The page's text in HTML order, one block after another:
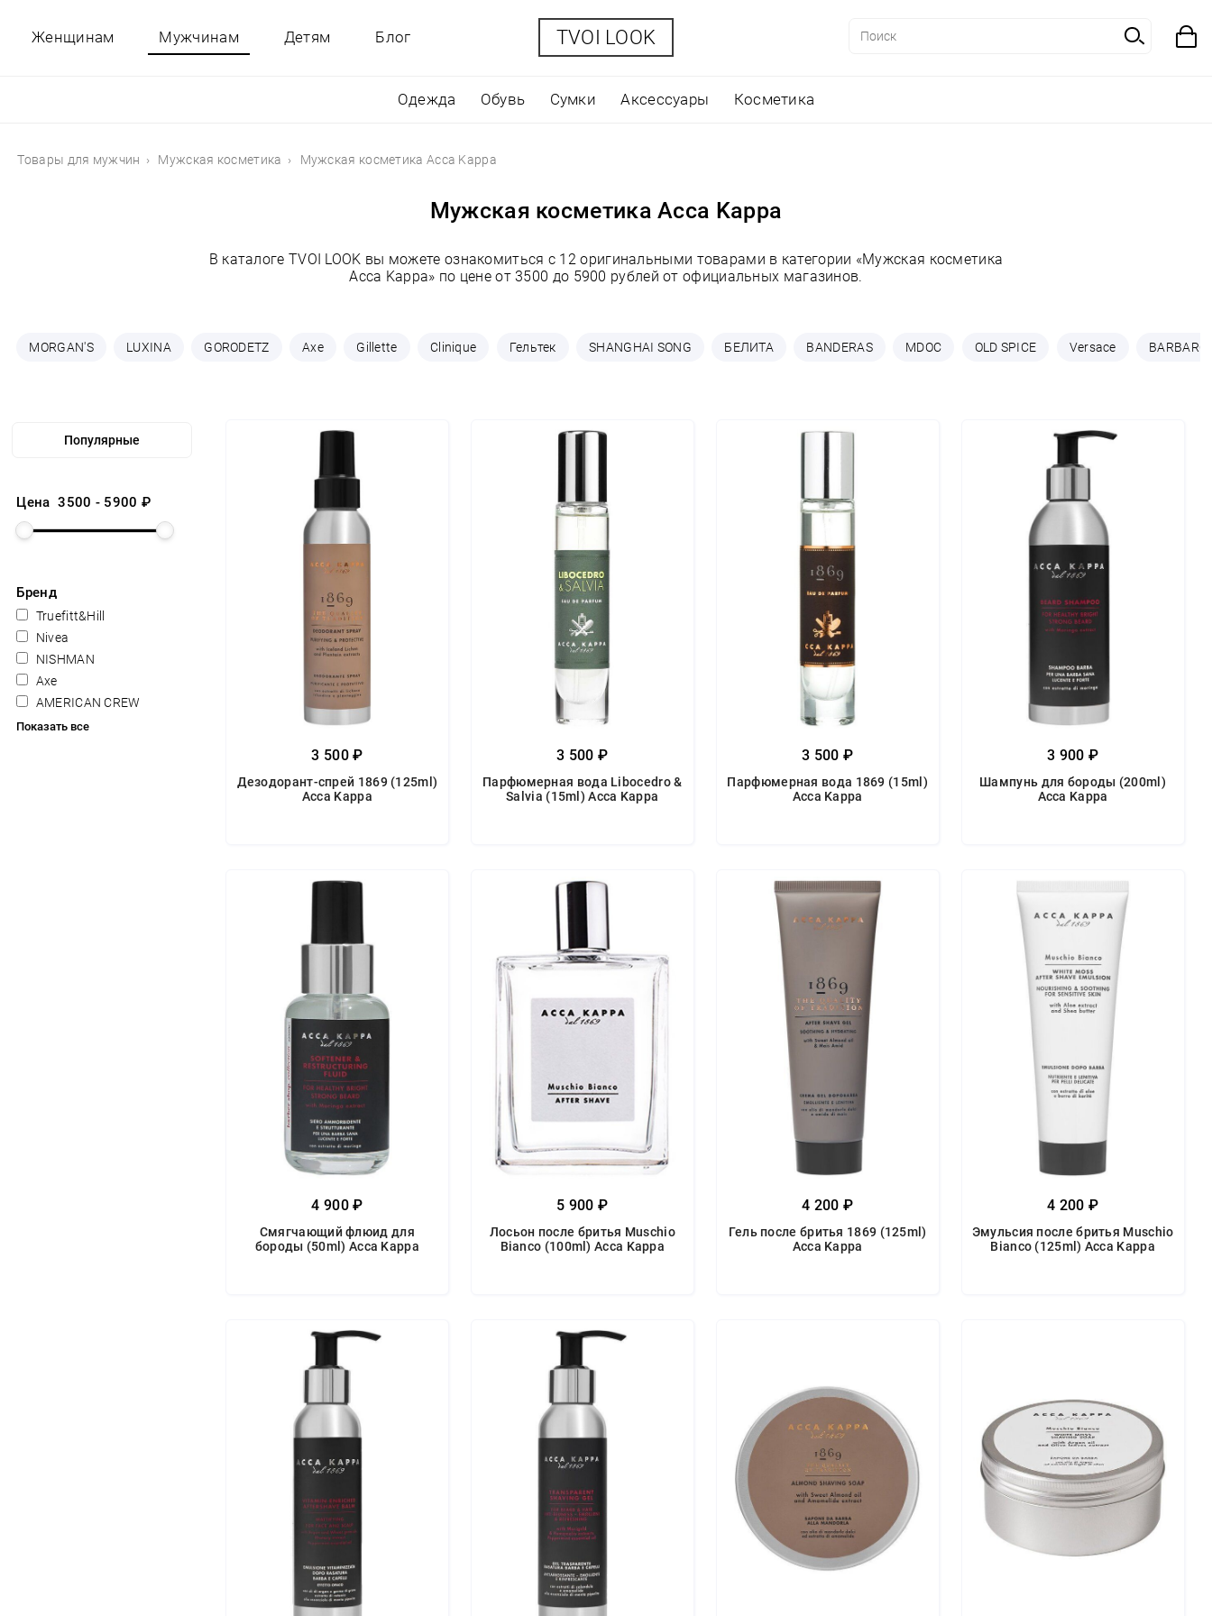
Женщинам Мужчинам
Одежда Обувь Сумки Аксессуары Косметика
Детям Блог TVOI LOOK
Товары для мужчин Мужская косметика Мужская косметика Acca Kappa
Мужская косметика Acca Kappa
В каталоге TVOI LOOK вы можете ознакомиться с 12 оригинальными товарами в категории «Мужская косметика
Acca Kappa» по цене от 3500 до 5900 рублей от официальных магазинов.
MORGAN'S LUXINA GORODETZ Axe Gillette Clinique Гельтек SHANGHAI SONG БЕЛИТА BANDERAS MDOC OLD SPICE Versace
Цена3500 - 5900 ₽
Бренд
Truefitt&Hill
Nivea
NISHMAN
Axe
AMERICAN CREW
Показать все
3 500 ₽
Дезодорант-спрей 1869 (125ml)
Acca Kappa
3 500 ₽
Парфюмерная вода Libocedro &
Salvia (15ml) Acca Kappa
3 500 ₽
Парфюмерная вода 1869 (15ml)
Acca Kappa
3 900 ₽
Шампунь для бороды (200ml)
Acca Kappa
4 900 ₽
Смягчающий флюид для
бороды (50ml) Acca Kappa
5 900 ₽
Лосьон после бритья Muschio
Bianco (100ml) Acca Kappa
4 200 ₽
Гель после бритья 1869 (125ml)
Acca Kappa
4 200 ₽
Эмульсия после бритья Muschio
Bianco (125ml) Acca Kappa